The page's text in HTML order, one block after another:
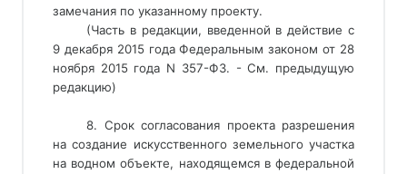
замечания по указанному проекту.
(Часть в редакции, введенной в действие с
9 декабря 2015 года Федеральным законом от 28
ноября 2015 года N 357-ФЗ. - См. предыдущую
редакцию)
8. Срок согласования проекта разрешения
на создание искусственного земельного участка
на водном объекте, находящемся в федеральной